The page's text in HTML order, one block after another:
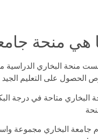
هي منحة جامعة
منحة البخاري
البخاري متاحة في درجة
جامعة البخاري مجموعة